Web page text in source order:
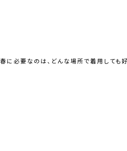
春に必要なのは、どんな場所で着用しても